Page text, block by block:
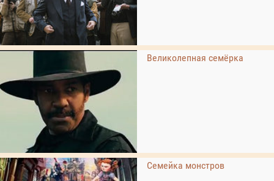
Великолепная семёрка
Семейка монстров